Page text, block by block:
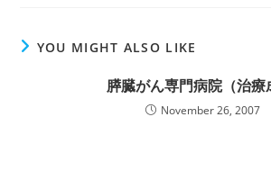
YOU MIGHT ALSO LIKE
膵臓がん専門病院（治療
November 26, 2007